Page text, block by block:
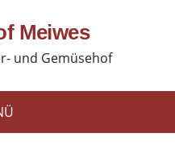
Meiwes
und Gemüsehof